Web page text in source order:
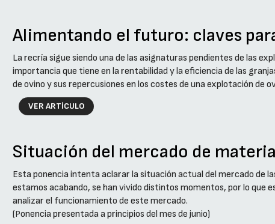
Alimentando el futuro: claves
La recría sigue siendo una de las asignaturas pendientes de las
importancia que tiene en la rentabilidad y la eficiencia de las
de ovino y sus repercusiones en los costes de una explotación de
VER ARTÍCULO
Situación del mercado de
Esta ponencia intenta aclarar la situación actual del mercado de
estamos acabando, se han vivido distintos momentos, por lo que
analizar el funcionamiento de este mercado.
(Ponencia presentada a principios del mes de junio)